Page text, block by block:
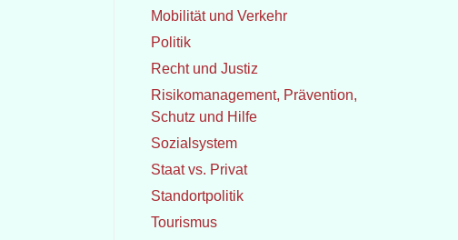
Mobilität und Verkehr
Politik
Recht und Justiz
Risikomanagement, Prävention,
Schutz und Hilfe
Sozialsystem
Staat vs. Privat
Standortpolitik
Tourismus